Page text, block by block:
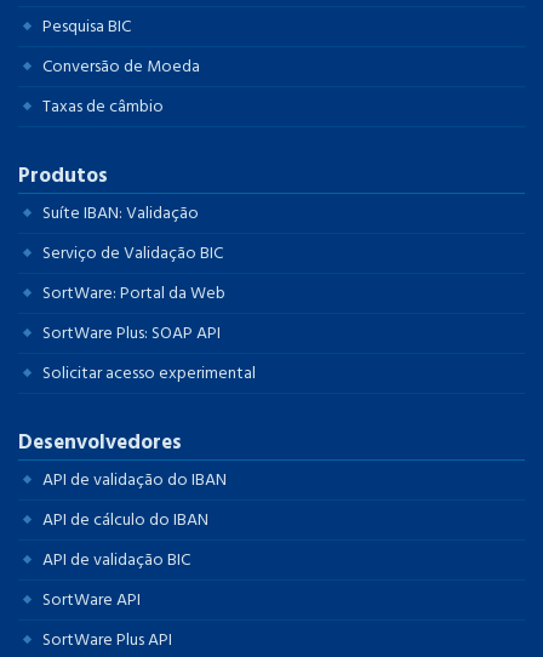
Pesquisa BIC
Conversão de Moeda
Taxas de câmbio
Produtos
Suíte IBAN: Validação
Serviço de Validação BIC
SortWare: Portal da Web
SortWare Plus: SOAP API
Solicitar acesso experimental
Desenvolvedores
API de validação do IBAN
API de cálculo do IBAN
API de validação BIC
SortWare API
SortWare Plus API